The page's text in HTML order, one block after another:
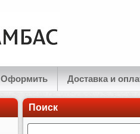
Оформить Доставка и
Поиск